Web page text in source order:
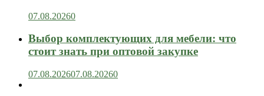
07.08.20260
Выбор комплектующих для мебели: что
стоит знать при оптовой закупке
07.08.202607.08.20260